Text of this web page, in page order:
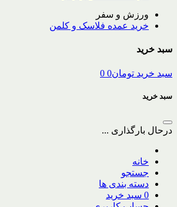
ورزش و سفر
خرید عمده فلاسک و کلمن
سبد خرید
سبد خرید تومان0
0
سبد خرید
درحال بارگذاری ...
خانه
جستجو
دسته بندی ها
0 سبد خرید